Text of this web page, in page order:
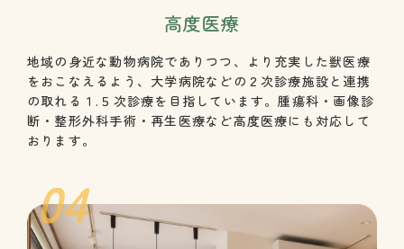
高度医療
地域の身近な動物病院でありつつ、より充実した獣医療
をおこなえるよう、大学病院などの２次診療施設と連携
の取れる１.５次診療を目指しています。腫瘍科・画像診
断・整形外科手術・再生医療など高度医療にも対応して
おります。
04